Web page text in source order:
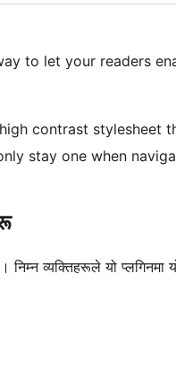
to let your readers
contrast
stay one when
व्यक्तिहरूले यो प्लगिनमा